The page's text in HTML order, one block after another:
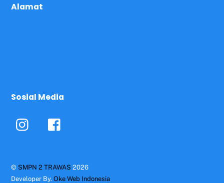
Alamat
Sosial Media
© SMPN 2 TRAWAS 2026
Developer By.Oke Web Indonesia